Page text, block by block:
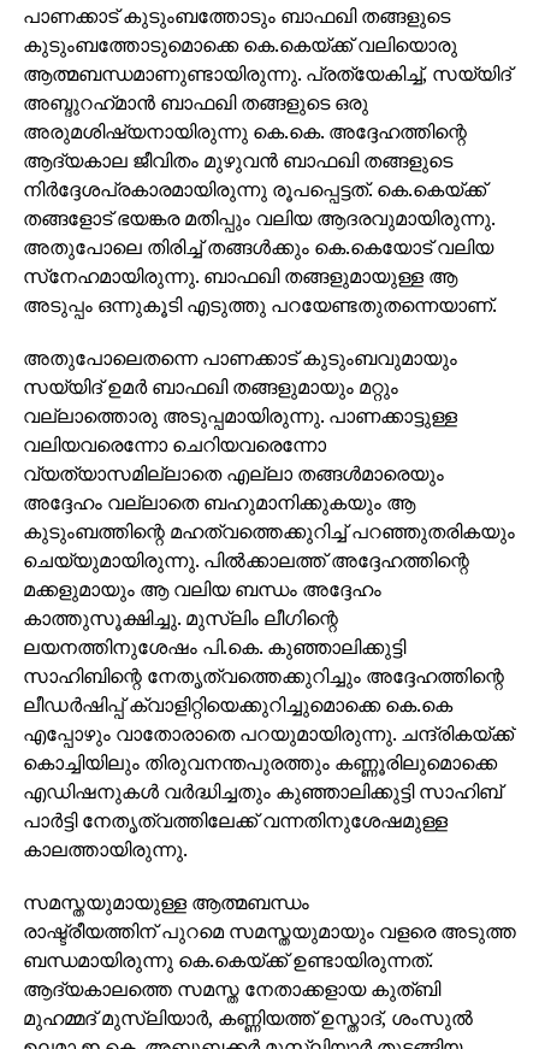
പാണക്കാട് കുടുംബത്തോടും ബാഫഖി തങ്ങളുടെ
കുടുംബത്തോടുമൊക്കെ കെ.കെയ്ക്ക് വലിയൊരു
ആത്മബന്ധമാണുണ്ടായിരുന്നു. പ്രത്യേകിച്ച്, സയ്യിദ്
അബ്ദുറഹ്‌മാന്‍ ബാഫഖി തങ്ങളുടെ ഒരു
അരുമശിഷ്യനായിരുന്നു കെ.കെ. അദ്ദേഹത്തിന്റെ
ആദ്യകാല ജീവിതം മുഴുവന്‍ ബാഫഖി തങ്ങളുടെ
നിര്‍ദ്ദേശപ്രകാരമായിരുന്നു രൂപപ്പെട്ടത്. കെ.കെയ്ക്ക്
തങ്ങളോട് ഭയങ്കര മതിപ്പും വലിയ ആദരവുമായിരുന്നു.
അതുപോലെ തിരിച്ച് തങ്ങള്‍ക്കും കെ.കെയോട് വലിയ
സ്‌നേഹമായിരുന്നു. ബാഫഖി തങ്ങളുമായുള്ള ആ
അടുപ്പം ഒന്നുകൂടി എടുത്തു പറയേണ്ടതുതന്നെയാണ്.
അതുപോലെതന്നെ പാണക്കാട് കുടുംബവുമായും
സയ്യിദ് ഉമര്‍ ബാഫഖി തങ്ങളുമായും മറ്റും
വല്ലാത്തൊരു അടുപ്പമായിരുന്നു. പാണക്കാട്ടുള്ള
വലിയവരെന്നോ ചെറിയവരെന്നോ
വ്യത്യാസമില്ലാതെ എല്ലാ തങ്ങള്‍മാരെയും
അദ്ദേഹം വല്ലാതെ ബഹുമാനിക്കുകയും ആ
കുടുംബത്തിന്റെ മഹത്വത്തെക്കുറിച്ച് പറഞ്ഞുതരികയും
ചെയ്യുമായിരുന്നു. പില്‍ക്കാലത്ത് അദ്ദേഹത്തിന്റെ
മക്കളുമായും ആ വലിയ ബന്ധം അദ്ദേഹം
കാത്തുസൂക്ഷിച്ചു. മുസ്ലിം ലീഗിന്റെ
ലയനത്തിനുശേഷം പി.കെ. കുഞ്ഞാലിക്കുട്ടി
സാഹിബിന്റെ നേതൃത്വത്തെക്കുറിച്ചും അദ്ദേഹത്തിന്റെ
ലീഡര്‍ഷിപ്പ് ക്വാളിറ്റിയെക്കുറിച്ചുമൊക്കെ കെ.കെ
എപ്പോഴും വാതോരാതെ പറയുമായിരുന്നു. ചന്ദ്രികയ്ക്ക്
കൊച്ചിയിലും തിരുവനന്തപുരത്തും കണ്ണൂരിലുമൊക്കെ
എഡിഷനുകള്‍ വര്‍ദ്ധിച്ചതും കുഞ്ഞാലിക്കുട്ടി സാഹിബ്
പാര്‍ട്ടി നേതൃത്വത്തിലേക്ക് വന്നതിനുശേഷമുള്ള
കാലത്തായിരുന്നു.
സമസ്തയുമായുള്ള ആത്മബന്ധം
രാഷ്ട്രീയത്തിന് പുറമെ സമസ്തയുമായും വളരെ അടുത്ത
ബന്ധമായിരുന്നു കെ.കെയ്ക്ക് ഉണ്ടായിരുന്നത്.
ആദ്യകാലത്തെ സമസ്ത നേതാക്കളായ കുത്ബി
മുഹമ്മദ് മുസ്ലിയാര്‍, കണ്ണിയത്ത് ഉസ്താദ്, ശംസുല്‍